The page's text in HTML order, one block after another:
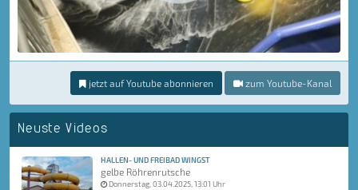
jetzt auf Youtube abonnieren zum Youtube-Kanal
Neuste Videos
HALLEN- UND FREIBAD WINGST
gelbe Röhrenrutsche
Donnerstag, 03.04.2025, 13:01 Uhr